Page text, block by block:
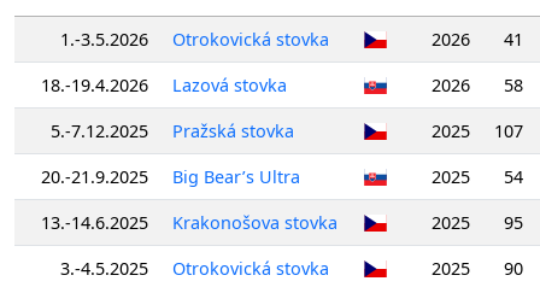
1.-3.5.2026 Otrokovická stovka 2026
41
18.-19.4.2026
Lazová stovka 2026
58
5.-7.12.2025
Pražská stovka 2025
107
20.-21.9.2025
Big Bear’s Ultra 2025
54
13.-14.6.2025
Krakonošova stovka 2025
95
3.-4.5.2025
Otrokovická stovka 2025
90